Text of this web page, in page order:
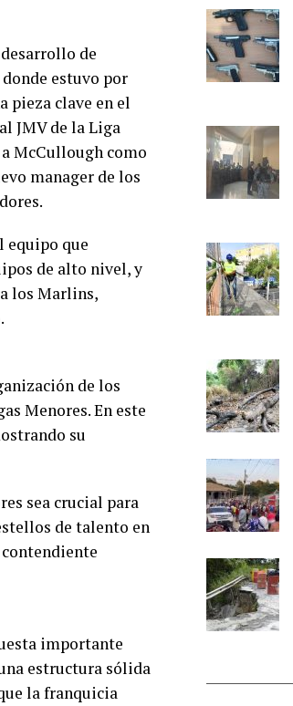
de
estuvo por
pieza clave en el
JMV de la Liga
McCullough como
manager de los
equipo que
de alto nivel, y
los Marlins,
de los
Menores. En este
su
sea crucial para
de talento en
importante
estructura sólida
la franquicia